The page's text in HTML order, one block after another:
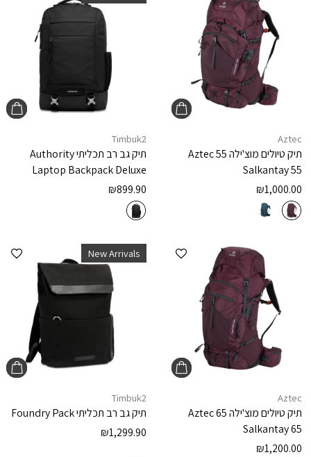
Aztec
תיק טיולים מוצ'ילה 55
Aztec
Salkantay 55
₪1,000.00
Timbuk2
תיק גב רב תכליתיAuthority
Laptop Backpack Deluxe
₪899.90
הוספה למועדפים
Aztec
תיק טיולים מוצ'ילה 65
Aztec
Salkantay 65
₪1,200.00
New Arrivals
Timbuk2
תיק גב רב תכליתיFoundry Pack
₪1,299.90